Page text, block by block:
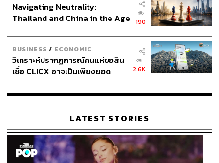
Navigating Neutrality:
Thailand and China in the Age
190
BUSINESS / ECONOMIC
วิเคราะห์ปรากฏการณ์คนแห่ขอสิน
เชื่อ CLICX อาจเป็นเพียงยอด
เรือนไทยที่ถูกซุกไว้
2.6K
LATEST STORIES